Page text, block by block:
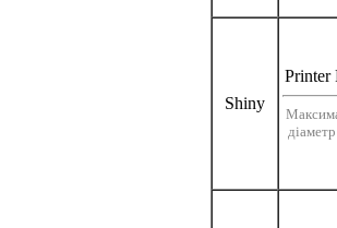
Shiny
Printer